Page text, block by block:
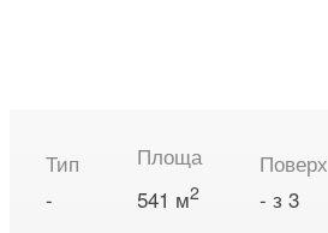
Тип
-
Площа
541 м2
Поверх
- з 3